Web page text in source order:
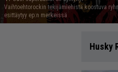
Vaihtoehtorockin tekijämiehistä koostuva
esittäytyy ep:n merkeissä
Husky